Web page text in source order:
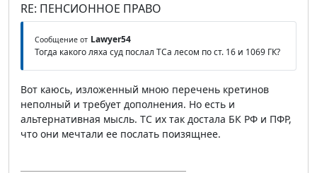
RE: ПЕНСИОННОЕ ПРАВО
Сообщение от Lawyer54
Тогда какого ляха суд послал ТСа лесом по ст. 16 и 1069 ГК?
Вот каюсь, изложенный мною перечень кретинов
неполный и требует дополнения. Но есть и
альтернативная мысль. ТС их так достала БК РФ и ПФР,
что они мечтали ее послать поизящнее.